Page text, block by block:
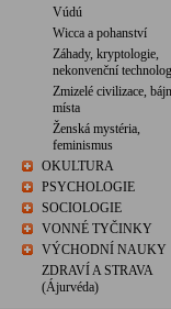
Vúdú
Wicca a pohanství
Záhady, kryptologie,
nekonvenční
Zmizelé civilizace,
místa
Ženská mystéria,
feminismus
OKULTURA
PSYCHOLOGIE
SOCIOLOGIE
VONNÉ TYČINKY
VÝCHODNÍ NAUKY
ZDRAVÍ A STRAVA
(Ájurvéda)